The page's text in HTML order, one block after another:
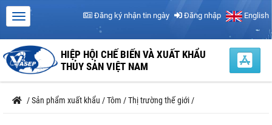
Đăng ký nhận tin ngày Đăng nhập English
HIỆP HỘI CHẾ BIẾN VÀ XUẤT KHẨU
THỦY SẢN VIỆT NAM
/Sản phẩm xuất khẩu /Tôm /Thị trường thế giới /